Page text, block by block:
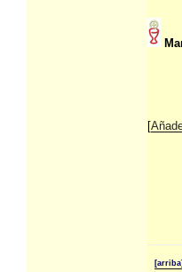
[
[arriba]